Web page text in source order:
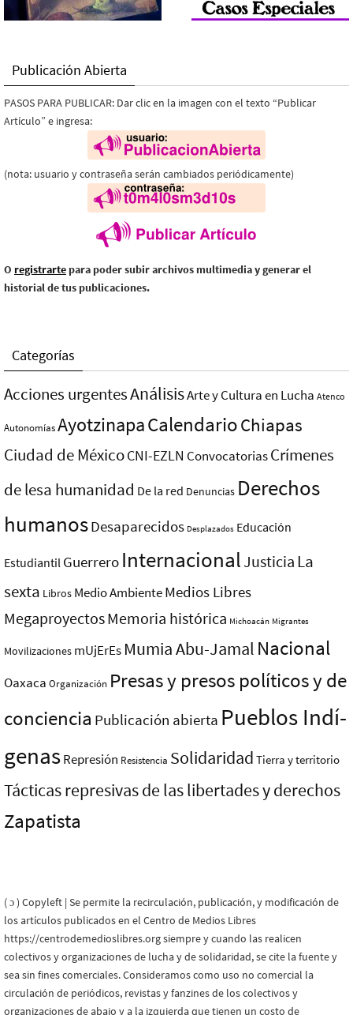
Publicación Abierta
PASOS PARA PUBLICAR: Dar clic en la imagen con el texto “Publicar
Artículo” e ingresa:
(nota: usuario y contraseña serán cambiados periódicamente)
O registrarte para poder subir archivos multimedia y generar el
historial de tus publicaciones.
Categorías
Acciones urgentesAnálisisArte y Cultura en Lucha Atenco
AutonomíasAyotzinapaCalendarioChiapas
Ciudad de MéxicoCNI-EZLN ConvocatoriasCrímenes
de lesa humanidad De la red Denuncias Derechos
humanosDesaparecidos Desplazados Educación
Estudiantil Guerrero InternacionalJusticia La
sexta Libros Medio AmbienteMedios Libres
MegaproyectosMemoria histórica Michoacán Migrantes
Movilizaciones mUjErEs Mumia Abu-Jamal Nacional
Oaxaca Organización Presas y presos polí­ticos y de
conciencia Publicación abierta Pueblos Indí­
genasRepresión Resistencia Solidaridad Tierra y territorio
Tácticas represivas de las libertades y derechos
Zapatista
( ɔ ) Copyleft | Se permite la recirculación, publicación, y modificación de
los artículos publicados en el Centro de Medios Libres
https://centrodemedioslibres.org siempre y cuando las realicen
colectivos y organizaciones de lucha y de solidaridad, se cite la fuente y
sea sin fines comerciales. Consideramos como uso no comercial la
circulación de periódicos, revistas y fanzines de los colectivos y
organizaciones de abajo y a la izquierda que tienen un costo de